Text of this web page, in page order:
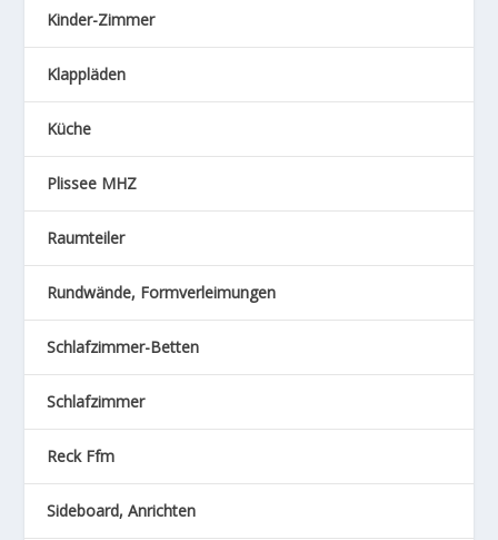
Kinder-Zimmer
Klappläden
Küche
Plissee MHZ
Raumteiler
Rundwände, Formverleimungen
Schlafzimmer-Betten
Schlafzimmer
Reck Ffm
Sideboard, Anrichten